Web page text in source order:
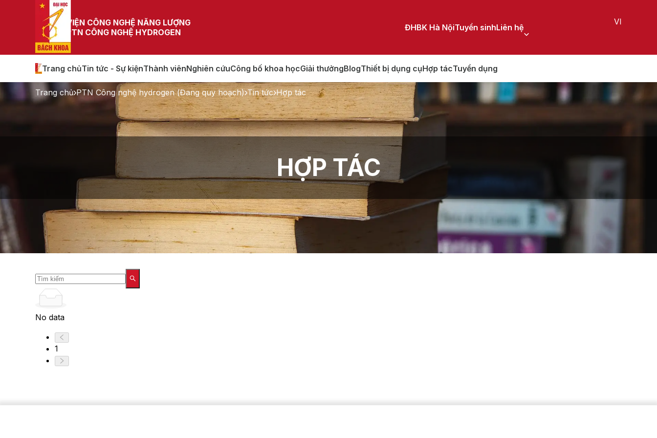
VIỆN CÔNG NGHỆ NĂNG LƯỢNG
PTN CÔNG NGHỆ HYDROGEN
ĐHBK Hà NộiTuyển sinhLiên hệ
VI
Trang chủTin tức - Sự kiệnThành viênNghiên cứuCông bố khoa họcGiải thưởngBlogThiết bị dụng cụHợp tácTuyển dụng
HỢP TÁC
Trang chủ PTN Công nghệ hydrogen (Đang quy hoạch) Tin tức Hợp tác
No data
1